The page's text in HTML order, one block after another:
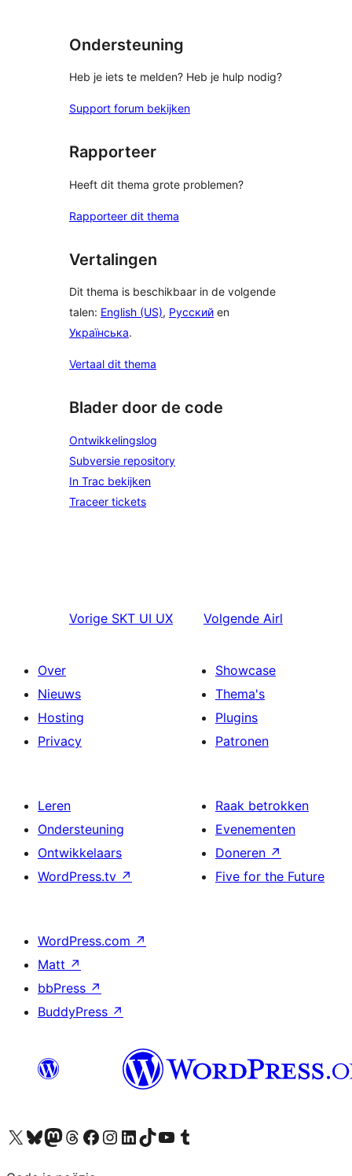
Ondersteuning
Heb je iets te melden? Heb je hulp nodig?
Support forum bekijken
Rapporteer
Heeft dit thema grote problemen?
Rapporteer dit thema
Vertalingen
Dit thema is beschikbaar in de volgende
talen: English (US), Русский en
Українська.
Vertaal dit thema
Blader door de code
Ontwikkelingslog
Subversie repository
In Trac bekijken
Traceer tickets
Vorige SKT UI UX Volgende Airl
Over
Nieuws
Hosting
Privacy
Showcase
Thema's
Plugins
Patronen
Leren
Ondersteuning
Ontwikkelaars
WordPress.tv ↗
Raak betrokken
Evenementen
Doneren ↗
Five for the Future
WordPress.com ↗
Matt ↗
bbPress ↗
BuddyPress ↗
Bezoek ons X (voorheen Twitter) account
Bezoek ons Bluesky account
Bezoek ons Mastodon account
Bezoek ons Threads account
Onze Facebook pagina bezoeken
Bezoek ons Instagram account
Bezoek ons LinkedIn account
Bezoek ons TikTok account
Bezoek ons YouTube kanaalBezoek ons Tumblr account